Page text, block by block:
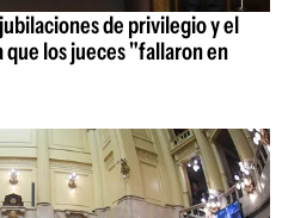
de privilegio y el
los jueces "fallaron en